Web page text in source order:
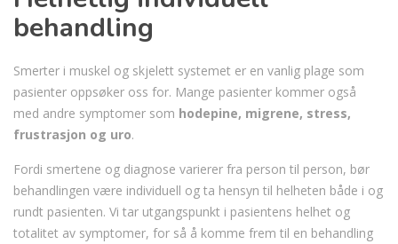
behandling
Smerter i muskel og skjelett systemet er en vanlig plage som
pasienter oppsøker oss for. Mange pasienter kommer også
med andre symptomer som hodepine, migrene, stress,
frustrasjon og uro.
Fordi smertene og diagnose varierer fra person til person, bør
behandlingen være individuell og ta hensyn til helheten både i og
rundt pasienten. Vi tar utgangspunkt i pasientens helhet og
totalitet av symptomer, for så å komme frem til en behandling